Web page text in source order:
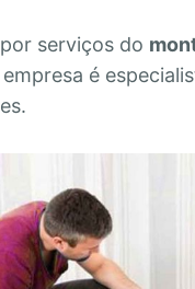
serviços do
empresa é